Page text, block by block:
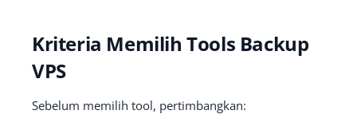
Kriteria Memilih Tools Backup
VPS
Sebelum memilih tool, pertimbangkan: